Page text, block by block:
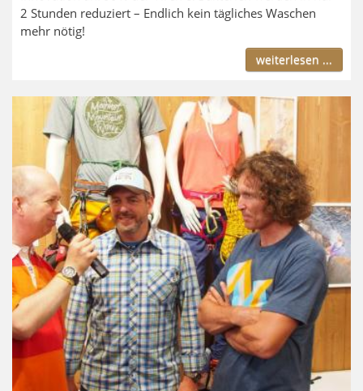
2 Stunden reduziert – Endlich kein tägliches Waschen
mehr nötig!
weiterlesen ...